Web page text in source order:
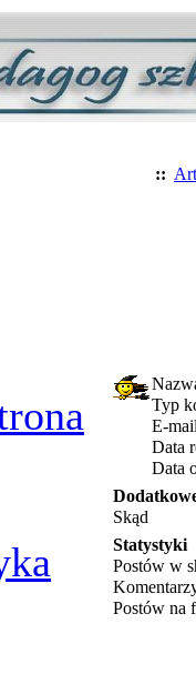
::
Typ
E-
Data
Data
Skąd
Statystyki
Postów w
Postów na